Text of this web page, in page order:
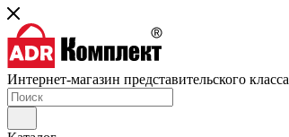
Интернет-магазин представительского класса